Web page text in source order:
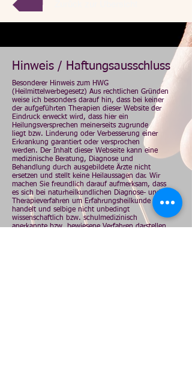
Hinweis / Haftungsausschluss
Besonderer Hinweis zum HWG
(Heilmittelwerbegesetz) Aus rechtlichen Gründen
weise ich besonders darauf hin, dass bei keiner
der aufgeführten Therapien dieser Website der
Eindruck erweckt wird, dass hier ein
Heilungsversprechen meinerseits zugrunde
liegt bzw. Linderung oder Verbesserung einer
Erkrankung garantiert oder versprochen
werden. Der Inhalt dieser Webseite kann eine
medizinische Beratung, Diagnose und
Behandlung durch ausgebildete Ärzte nicht
ersetzen und stellt keine Heilaussagen dar. Wir
machen Sie freundlich darauf aufmerksam, dass
es sich bei naturheilkundlichen Diagnose- und
Therapieverfahren um Erfahrungsheilkunde
handelt und selbige nicht unbedingt
wissenschaftlich bzw. schulmedizinisch
anerkannte bzw. bewiesene Verfahren darstellen.